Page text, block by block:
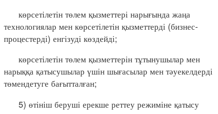
көрсетілетін төлем қызметтері нарығында жаңа
технологиялар мен көрсетілетін қызметтерді (бизнес-
процестерді) енгізуді көздейді;
көрсетілетін төлем қызметтерін тұтынушылар мен
нарыққа қатысушылар үшін шығасылар мен тәуекелдерді
төмендетуге бағытталған;
5) өтініш беруші ерекше реттеу режиміне қатысу